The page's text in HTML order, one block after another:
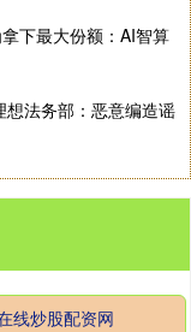
下最大份额：AI智算
法务部：恶意编造谣
线炒股配资网